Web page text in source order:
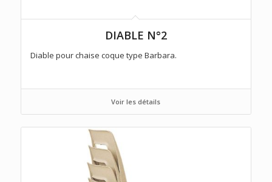
DIABLE N°2
Diable pour chaise coque type Barbara.
Voir les détails